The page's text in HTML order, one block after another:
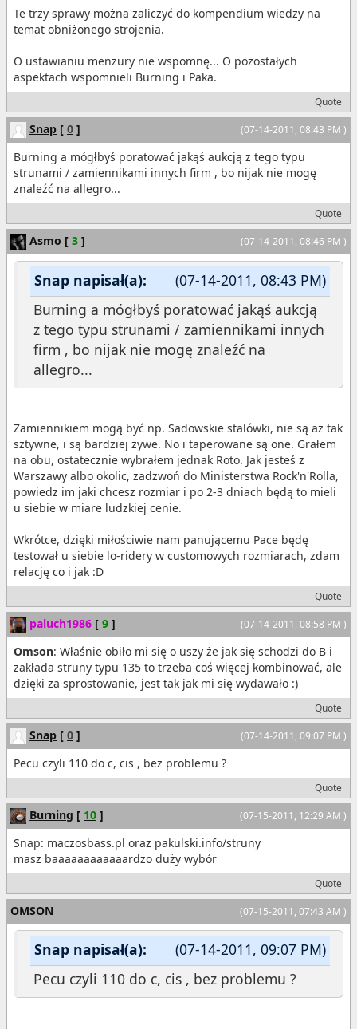
Te trzy sprawy można zaliczyć do kompendium wiedzy na
temat obniżonego strojenia.
O ustawianiu menzury nie wspomnę... O pozostałych
aspektach wspomnieli Burning i Paka.
Quote
(07-14-2011, 08:43 PM )
Snap [ 0 ]
Burning a mógłbyś poratować jakąś aukcją z tego typu
strunami / zamiennikami innych firm , bo nijak nie mogę
znaleźć na allegro...
Quote
(07-14-2011, 08:46 PM )
Asmo [ 3 ]
(07-14-2011, 08:43 PM)
Snap napisał(a):
Burning a mógłbyś poratować jakąś aukcją
z tego typu strunami / zamiennikami innych
firm , bo nijak nie mogę znaleźć na
allegro...
Zamiennikiem mogą być np. Sadowskie stalówki, nie są aż tak
sztywne, i są bardziej żywe. No i taperowane są one. Grałem
na obu, ostatecznie wybrałem jednak Roto. Jak jesteś z
Warszawy albo okolic, zadzwoń do Ministerstwa Rock'n'Rolla,
powiedz im jaki chcesz rozmiar i po 2-3 dniach będą to mieli
u siebie w miare ludzkiej cenie.
Wkrótce, dzięki miłościwie nam panującemu Pace będę
testował u siebie lo-ridery w customowych rozmiarach, zdam
relację co i jak :D
Quote
(07-14-2011, 08:58 PM )
paluch1986 [ 9 ]
Omson: Właśnie obiło mi się o uszy że jak się schodzi do B i
zakłada struny typu 135 to trzeba coś więcej kombinować, ale
dzięki za sprostowanie, jest tak jak mi się wydawało :)
Quote
(07-14-2011, 09:07 PM )
Snap [ 0 ]
Pecu czyli 110 do c, cis , bez problemu ?
Quote
(07-15-2011, 12:29 AM )
Burning [ 10 ]
Snap: maczosbass.pl oraz pakulski.info/struny
masz baaaaaaaaaaaardzo duży wybór
Quote
(07-15-2011, 07:43 AM )
OMSON
(07-14-2011, 09:07 PM)
Snap napisał(a):
Pecu czyli 110 do c, cis , bez problemu ?